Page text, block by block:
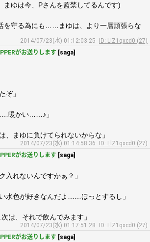
ゆは今、Pさんを監禁してるんです)
を守る為にも……まゆは、より一層頑張らな
2014/07/23(水) 01:12:03.25
ID: LlZ1qxcd0 (27)
がお送りします [saga]
ぞ」
暖かい……♪」
、まゆに負けてられないからな」
2014/07/23(水) 01:14:58.36
ID: LlZ1qxcd0 (27)
がお送りします [saga]
入れないんですかぁ？」
水色が好きなんだよ……ほっとするし」
は、それで飲んでみます」
2014/07/23(水) 01:17:51.28
ID: LlZ1qxcd0 (27)
がお送りします [saga]